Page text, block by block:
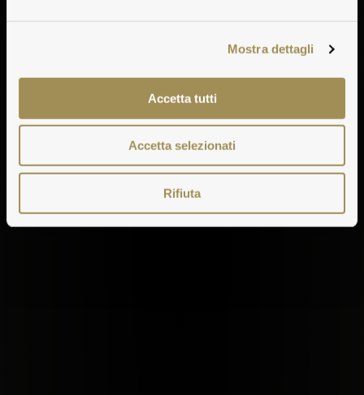
Mostra dettagli
Accetta tutti
Accetta selezionati
Rifiuta